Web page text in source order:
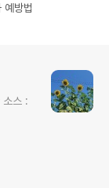
예방법
소스 :